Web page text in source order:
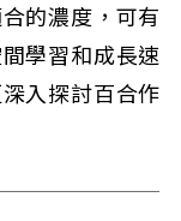
的濃度，可有
學習和成長速
入探討百合作